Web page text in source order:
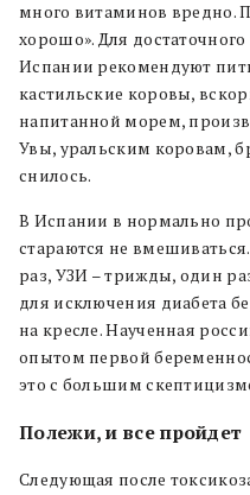
много витаминов вредно.
хорошо». Для
Испании рекомендуют
кастильские коровы,
напитанной морем,
Увы, уральским коровам,
снилось.
В Испании в нормально
стараются не
раз, УЗИ – трижды, один
для исключения диабета
на кресле. Наученная
опытом первой
это с большим
Полежи, и все пройдет
Следующая после